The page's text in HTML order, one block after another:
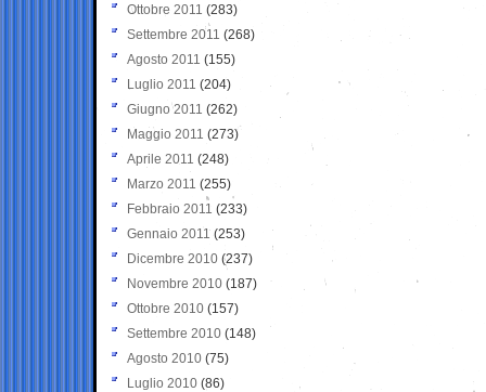
Ottobre 2011 (283)
Settembre 2011 (268)
Agosto 2011 (155)
Luglio 2011 (204)
Giugno 2011 (262)
Maggio 2011 (273)
Aprile 2011 (248)
Marzo 2011 (255)
Febbraio 2011 (233)
Gennaio 2011 (253)
Dicembre 2010 (237)
Novembre 2010 (187)
Ottobre 2010 (157)
Settembre 2010 (148)
Agosto 2010 (75)
Luglio 2010 (86)